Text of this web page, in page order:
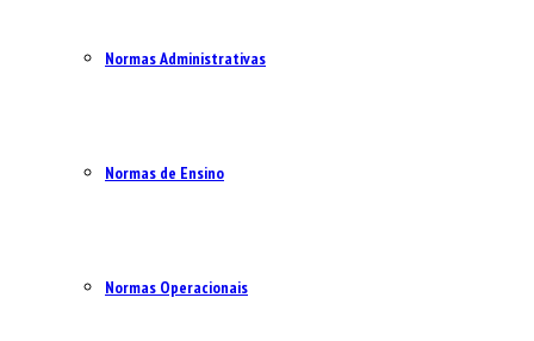
Normas Administrativas
Normas de Ensino
Normas Operacionais